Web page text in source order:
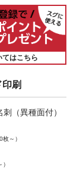
てはこちら
刷
（異種面付）
枚～）
）